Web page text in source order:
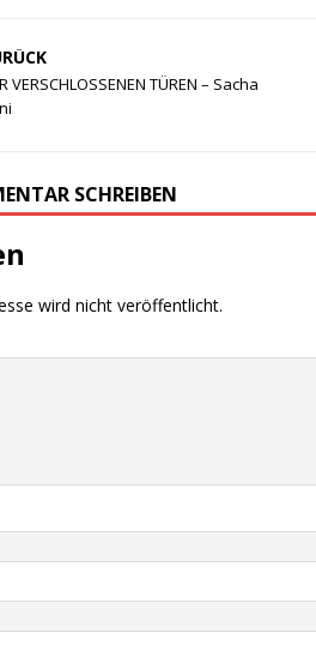
VERSCHLOSSENEN TÜREN – Sacha
SCHREIBEN
wird nicht veröffentlicht.